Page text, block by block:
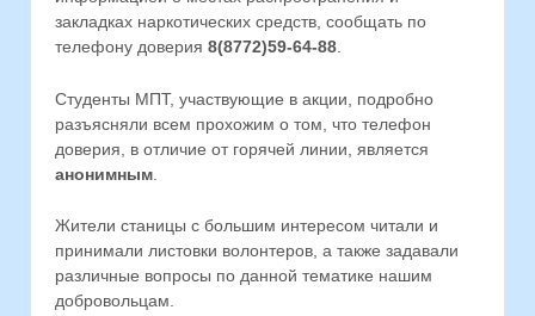
закладках наркотических средств, сообщать по
телефону доверия 8(8772)59-64-88
Студенты МПТ, участвующие в акции, подробно
разъясняли всем прохожим о том, что телефон
доверия, в отличие от горячей линии, является
анонимным
Жители станицы с большим интересом читали и
принимали листовки волонтеров, а также задавали
различные вопросы по данной тематике нашим
добровольцам.